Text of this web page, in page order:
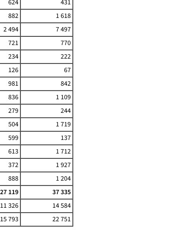
624
431
882
1 618
2 494
7 497
721
770
234
222
126
67
981
842
836
1 109
279
244
504
1 719
599
137
613
1 712
372
1 927
888
1 204
27 119
37 335
11 326
14 584
15 793 22 751